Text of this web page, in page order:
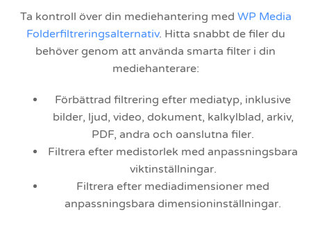
Ta kontroll över din mediehantering med WP Media
Folderfiltreringsalternativ. Hitta snabbt de filer du
behöver genom att använda smarta filter i din
mediehanterare:
Förbättrad filtrering efter mediatyp, inklusive
bilder, ljud, video, dokument, kalkylblad, arkiv,
PDF, andra och oanslutna filer.
Filtrera efter medistorlek med anpassningsbara
viktinställningar.
Filtrera efter mediadimensioner med
anpassningsbara dimensioninställningar.